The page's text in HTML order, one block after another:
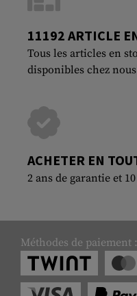
11192 ARTICLE
Tous les articles en
disponibles chez
ACHETER EN
2 ans de garantie et
Méthodes de paiement :